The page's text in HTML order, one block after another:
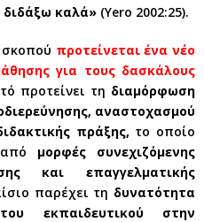
καλά» (Yero 2002:25).
σκοπού προτείνεται ένα νέο
για τους δασκάλους
προτείνει τη διαμόρφωση
αναστοχασμού
πράξης, το οποίο
μορφές συνεχιζόμενης
και επαγγελματικής
παρέχει τη δυνατότητα
εκπαιδευτικού στην